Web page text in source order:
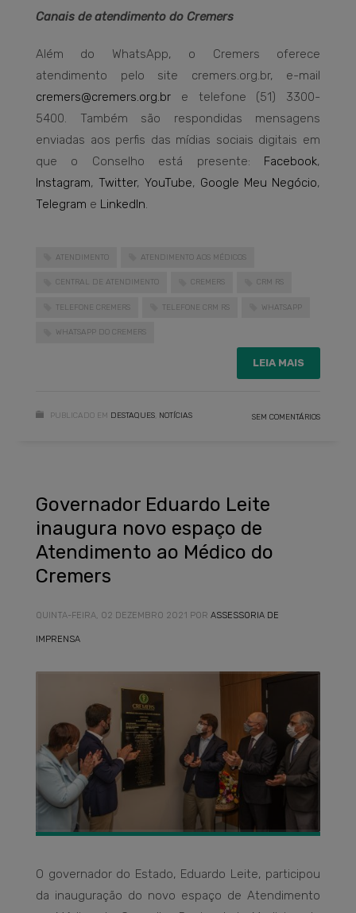
Canais de atendimento do Cremers
Além do WhatsApp, o Cremers oferece
atendimento pelo site cremers.org.br, e-mail
cremers@cremers.org.br e telefone (51) 3300-
5400. Também são respondidas mensagens
enviadas aos perfis das mídias sociais digitais em
que o Conselho está presente: Facebook,
Instagram, Twitter, YouTube, Google Meu Negócio,
Telegram e LinkedIn.
ATENDIMENTO ATENDIMENTO AOS MÉDICOS
CENTRAL DE ATENDIMENTO CREMERS CRM RS
TELEFONE CREMERS TELEFONE CRM RS WHATSAPP
WHATSAPP DO CREMERS
LEIA MAIS
PUBLICADO EM DESTAQUES NOTÍCIAS SEM COMENTÁRIOS
Governador Eduardo Leite
inaugura novo espaço de
Atendimento ao Médico do
Cremers
QUINTA-FEIRA, 02 DEZEMBRO 2021 POR ASSESSORIA DE
IMPRENSA
O governador do Estado, Eduardo Leite, participou
da inauguração do novo espaço de Atendimento